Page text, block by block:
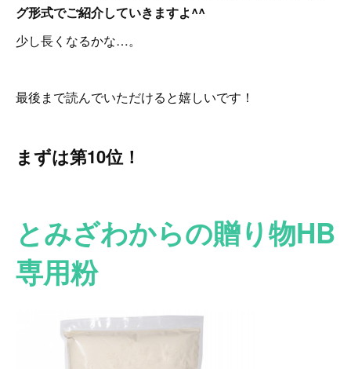
グ形式でご紹介していきますよ^^
少し長くなるかな…。
最後まで読んでいただけると嬉しいです！
まずは第10位！
とみざわからの贈り物HB
専用粉